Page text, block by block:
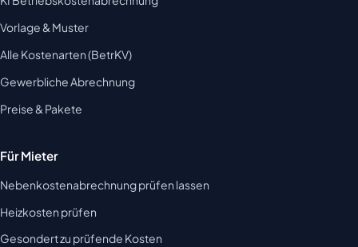
Vorlage & Muster
Alle Kostenarten (BetrKV)
Gewerbliche Abrechnung
Preise & Pakete
Für Mieter
Nebenkostenabrechnung prüfen lassen
Heizkosten prüfen
Gesondert zu prüfende Kosten